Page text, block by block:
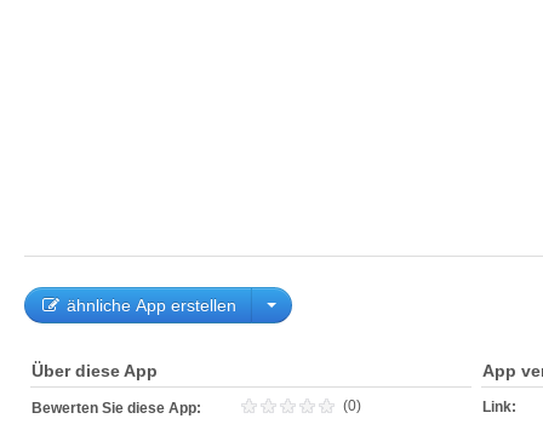
ähnliche App erstellen
Über diese App
Bewerten Sie diese App: (0)
App
Link: